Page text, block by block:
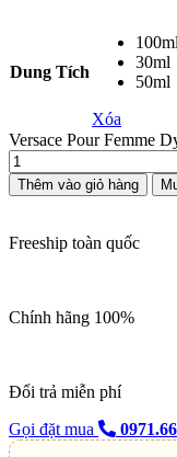
Dung Tích
100ml
30ml
50ml
Xóa
Versace Pour Femme
Thêm vào giỏ hàng
Freeship toàn quốc
Chính hãng 100%
Đổi trả miễn phí
Gọi đặt mua